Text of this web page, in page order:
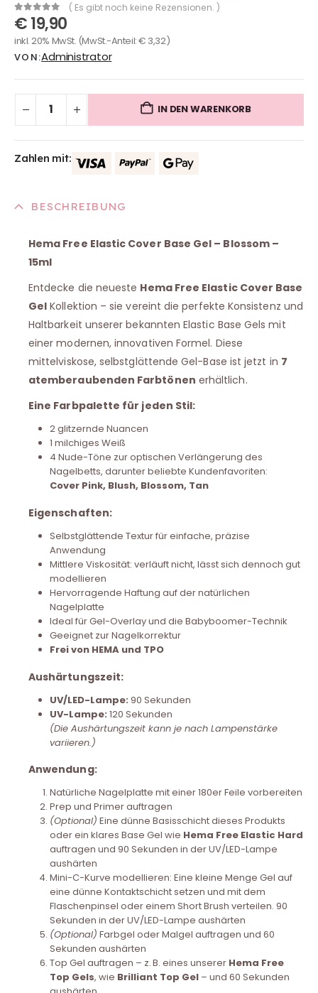
0out of 5
( Es gibt noch keine Rezensionen. )
€19,90
inkl. 20% MwSt. (MwSt.-Anteil:€ 3,32)
VON:Administrator
IN DEN WARENKORB
Zahlen mit:
BESCHREIBUNG
Hema Free Elastic Cover Base Gel – Blossom –
15ml
Entdecke die neueste Hema Free Elastic Cover Base
Gel Kollektion – sie vereint die perfekte Konsistenz und
Haltbarkeit unserer bekannten Elastic Base Gels mit
einer modernen, innovativen Formel. Diese
mittelviskose, selbstglättende Gel-Base ist jetzt in 7
atemberaubenden Farbtönen erhältlich.
Eine Farbpalette für jeden Stil:
2 glitzernde Nuancen
1 milchiges Weiß
4 Nude-Töne zur optischen Verlängerung des
Nagelbetts, darunter beliebte Kundenfavoriten:
Cover Pink, Blush, Blossom, Tan
Eigenschaften:
Selbstglättende Textur für einfache, präzise
Anwendung
Mittlere Viskosität: verläuft nicht, lässt sich dennoch gut
modellieren
Hervorragende Haftung auf der natürlichen
Nagelplatte
Ideal für Gel-Overlay und die Babyboomer-Technik
Geeignet zur Nagelkorrektur
Frei von HEMA und TPO
Aushärtungszeit:
UV/LED-Lampe: 90 Sekunden
UV-Lampe: 120 Sekunden
(Die Aushärtungszeit kann je nach Lampenstärke
variieren.)
Anwendung:
Natürliche Nagelplatte mit einer 180er Feile vorbereiten
Prep und Primer auftragen
(Optional) Eine dünne Basisschicht dieses Produkts
oder ein klares Base Gel wie Hema Free Elastic Hard
auftragen und 90 Sekunden in der UV/LED-Lampe
aushärten
Mini-C-Kurve modellieren: Eine kleine Menge Gel auf
eine dünne Kontaktschicht setzen und mit dem
Flaschenpinsel oder einem Short Brush verteilen. 90
Sekunden in der UV/LED-Lampe aushärten
(Optional) Farbgel oder Malgel auftragen und 60
Sekunden aushärten
Top Gel auftragen – z. B. eines unserer Hema Free
Top Gels, wie Brilliant Top Gel– und 60 Sekunden